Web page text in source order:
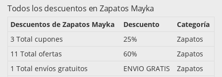
Todos los descuentos en Zapatos Mayka
Descuentos de Zapatos Mayka Descuento
Categoría
3 Total cupones
25%
Zapatos
11 Total ofertas
60%
Zapatos
1 Total envíos gratuitos
ENVIO GRATIS
Zapatos